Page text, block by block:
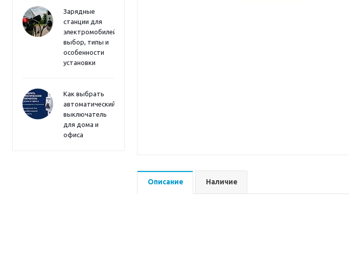
Зарядные
станции для
электромобилей:
выбор, типы и
особенности
установки
Как выбрать
автоматический
выключатель
для дома и
офиса
Описание Наличие